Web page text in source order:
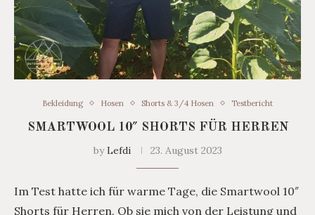
Bekleidung Hosen Shorts & 3/4 Hosen Testbericht
SMARTWOOL 10″ SHORTS FÜR HERREN
byLefdi 23. August 2023
Im Test hatte ich für warme Tage, die Smartwool 10″
Shorts für Herren. Ob sie mich von der Leistung und